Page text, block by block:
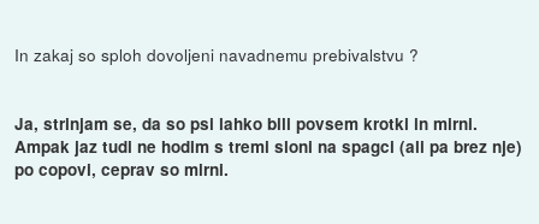
In zakaj so sploh dovoljeni navadnemu prebivalstvu ?
Ja, strinjam se, da so psi lahko bili povsem krotki in mirni.
Ampak jaz tudi ne hodim s tremi sloni na spagci (ali pa brez nje)
po copovi, ceprav so mirni.